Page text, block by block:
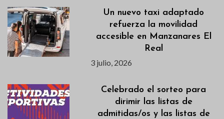
Un nuevo taxi adaptado
refuerza la movilidad
accesible en Manzanares El
Real
3 julio, 2026
Celebrado el sorteo para
dirimir las listas de
admitidas/os y las listas de